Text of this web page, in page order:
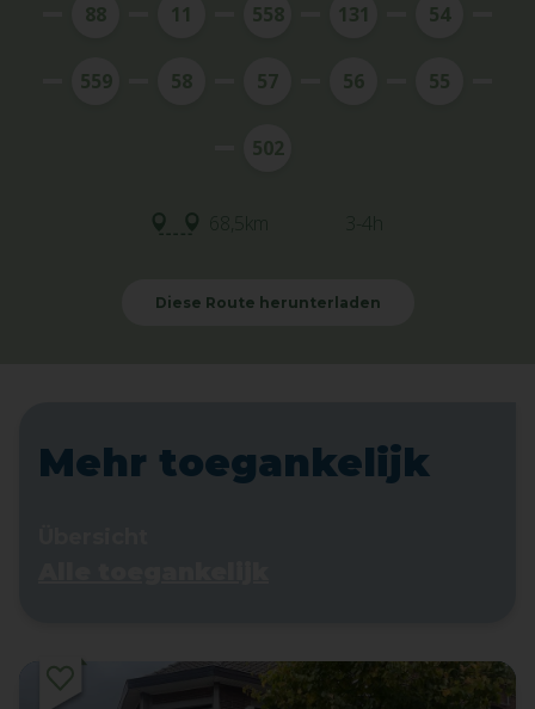
88 11 558 131 54
559 58 57 56 55
502
68,5km 3-4h
Diese Route herunterladen
Mehr toegankelijk